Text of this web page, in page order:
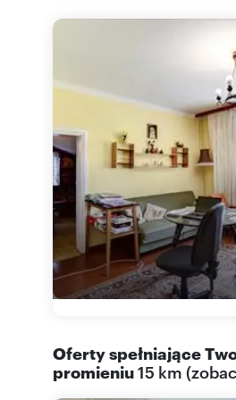
Oferty spełniające
promieniu15 km (